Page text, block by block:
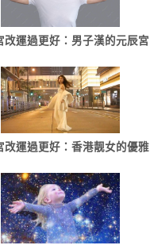
改運過更好：男子漢的元辰宮
改運過更好：香港靓女的優雅